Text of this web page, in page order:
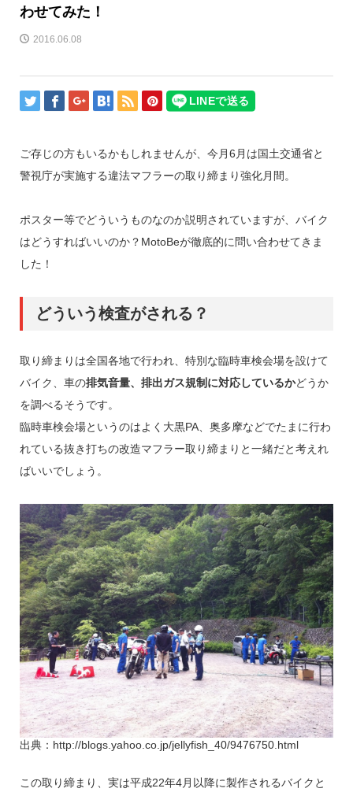
わせてみた！
2016.06.08
ご存じの方もいるかもしれませんが、今月6月は国土交通省と
警視庁が実施する違法マフラーの取り締まり強化月間。
ポスター等でどういうものなのか説明されていますが、バイク
はどうすればいいのか？MotoBeが徹底的に問い合わせてきま
した！
どういう検査がされる？
取り締まりは全国各地で行われ、特別な臨時車検会場を設けて
バイク、車の排気音量、排出ガス規制に対応しているかどうか
を調べるそうです。
臨時車検会場というのはよく大黒PA、奥多摩などでたまに行わ
れている抜き打ちの改造マフラー取り締まりと一緒だと考えれ
ばいいでしょう。
出典：http://blogs.yahoo.co.jp/jellyfish_40/9476750.html
この取り締まり、実は平成22年4月以降に製作されるバイクと